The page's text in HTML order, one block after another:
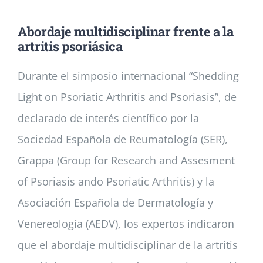
Noticias
Colabora
Asóciate
Abordaje multidisciplinar frente a la
artritis psoriásica
Durante el simposio internacional “Shedding
Light on Psoriatic Arthritis and Psoriasis”, de
declarado de interés científico por la
Sociedad Española de Reumatología (SER),
Grappa (Group for Research and Assesment
of Psoriasis ando Psoriatic Arthritis) y la
Asociación Española de Dermatología y
Venereología (AEDV), los expertos indicaron
que el abordaje multidisciplinar de la artritis